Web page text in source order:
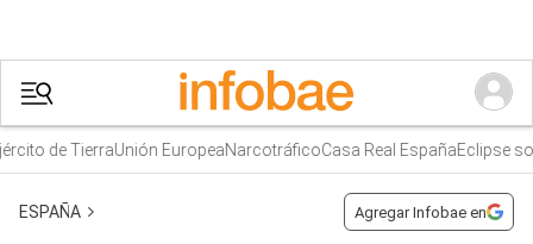
de TierraUnión EuropeaNarcotráficoCasa Real EspañaEclipse
ESPAÑA Agregar Infobae en